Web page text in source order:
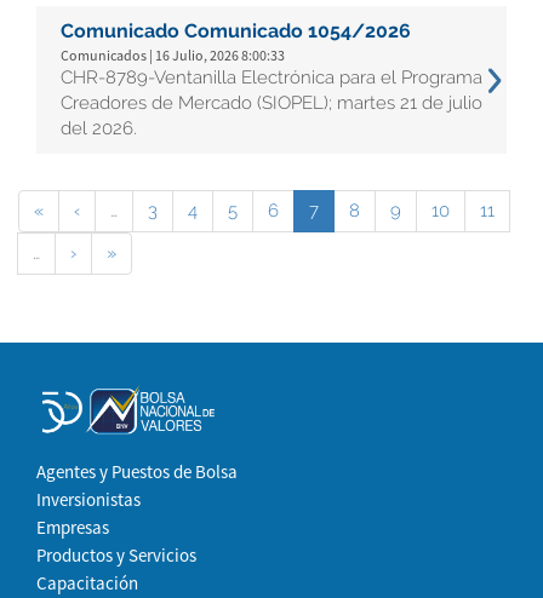
Comunicado Comunicado 1054/2026
Comunicados | 16 Julio, 2026 8:00:33
CHR-8789-Ventanilla Electrónica para el Programa
Creadores de Mercado (SIOPEL); martes 21 de julio
del 2026.
« ‹ … 3 4 5 6 7 8 9 10
11
…
› »
Agentes y Puestos de Bolsa
Inversionistas
Empresas
Productos y Servicios
Capacitación